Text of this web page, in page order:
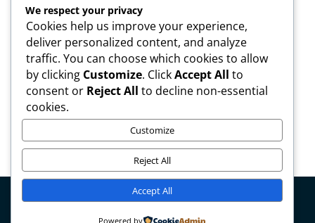
YOUTH SKIN CARE SERIES
Meta
Log in
Entries feed
Comments feed
Copyright © mirahamzah.com Design by
We respect your privacy
Cookies help us improve your experience,
deliver personalized content, and analyze
traffic. You can choose which cookies to allow
by clicking Customize. ClickAccept All to
consent or Reject All to decline non-essential
cookies.
Customize
Reject All
Accept All
Powered by